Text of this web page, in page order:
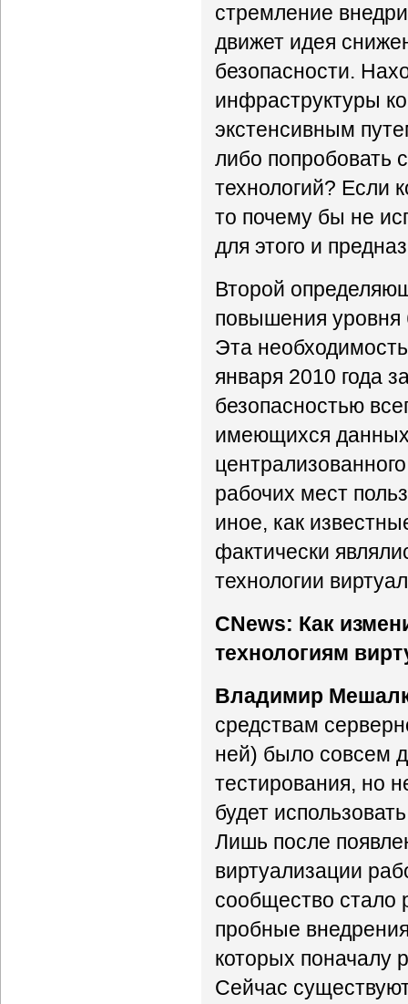
стремление
движет идея
безопасности.
инфраструктуры
экстенсивным
либо попробовать
технологий? Если
то почему бы не
для этого и
Второй
повышения уровня
Эта
января 2010 года
безопасностью
имеющихся
рабочих мест
иное, как
фактически
технологии
CNews: Как
технологиям
Владимир
средствам
ней) было совсем
тестирования, но
будет
Лишь после
виртуализации
сообщество стало
пробные
которых поначалу
Сейчас